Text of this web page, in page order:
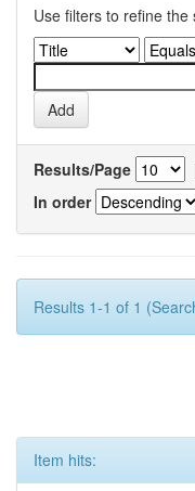
Use filters to refine the
Results/Page
In order
Results 1-1 of 1
Item hits: